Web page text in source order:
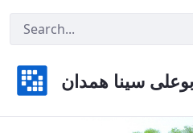
سینا همدان